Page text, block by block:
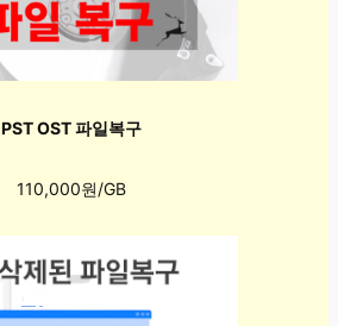
PST OST 파일복구
110,000원/GB